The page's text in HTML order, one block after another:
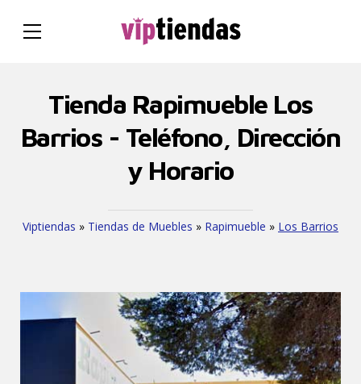
Tienda Rapimueble Los
Barrios - Teléfono, Dirección
y Horario
Viptiendas » Tiendas de Muebles » Rapimueble » Los Barrios